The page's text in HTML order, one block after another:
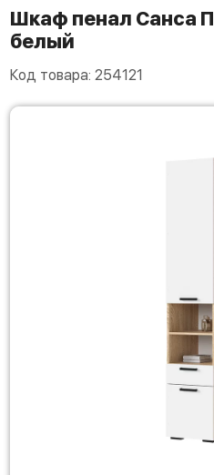
Шкаф пенал Санса ПН-01 в спальню
белый
Код товара: 254121